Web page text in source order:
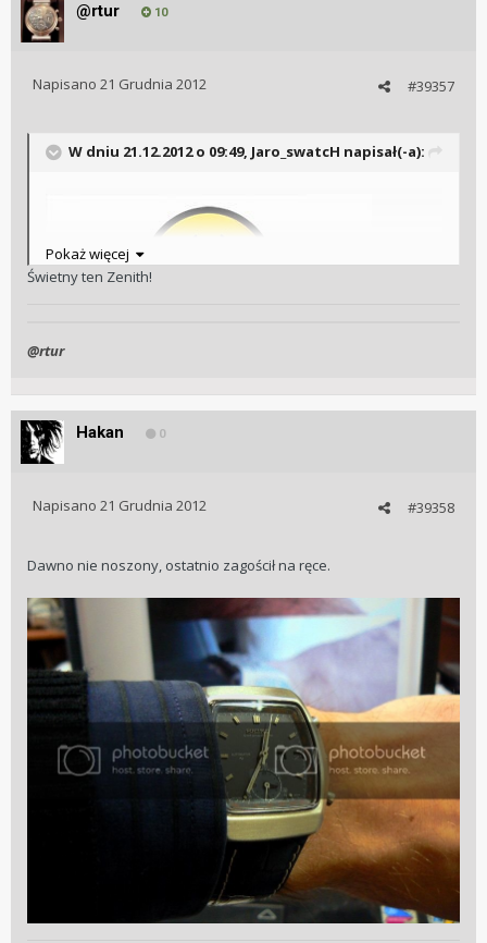
@rtur 10
#39357
Napisano 21 Grudnia 2012
W dniu 21.12.2012 o 09:49, Jaro_swatcH napisał(-a):
Pokaż więcej
Świetny ten Zenith!
@rtur
Hakan 0
#39358
Napisano 21 Grudnia 2012
Dawno nie noszony, ostatnio zagościł na ręce.